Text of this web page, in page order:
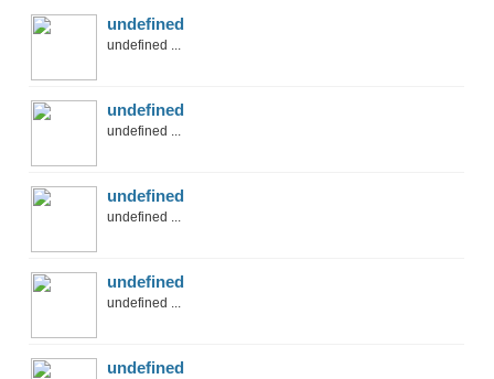
undefined
undefined ...
undefined
undefined ...
undefined
undefined ...
undefined
undefined ...
undefined